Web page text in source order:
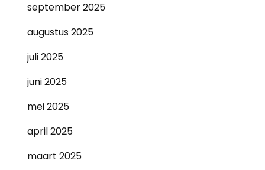
september 2025
augustus 2025
juli 2025
juni 2025
mei 2025
april 2025
maart 2025